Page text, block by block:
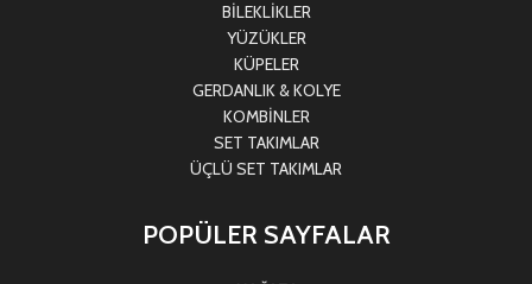
BİLEKLİKLER
YÜZÜKLER
KÜPELER
GERDANLIK & KOLYE
KOMBİNLER
SET TAKIMLAR
ÜÇLÜ SET TAKIMLAR
POPÜLER SAYFALAR